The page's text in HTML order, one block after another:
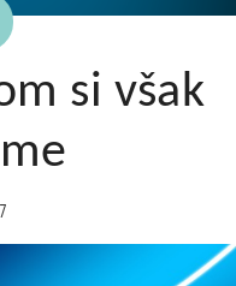
si však